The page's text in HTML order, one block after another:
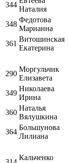
344
Наталия
348
Федотова
Марианна
361
Витошинская
Екатерина
290
Моргульчик
Елизавета
349
Николаева
Ирина
360
Наталья
Вялушкина
364
Большунова
Лилиана
Кальченко